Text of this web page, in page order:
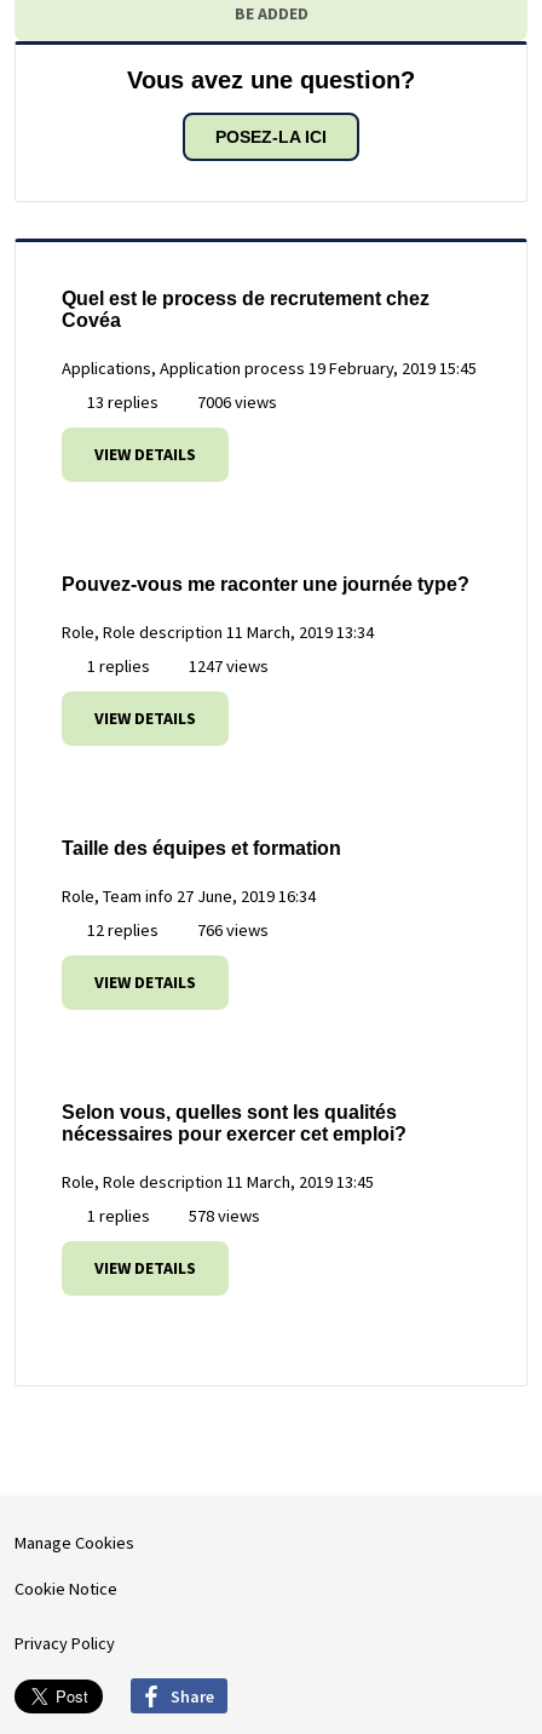
BE ADDED
Vous avez une question?
POSEZ-LA ICI
Quel est le process de recrutement chez
Covéa
Applications, Application process 19 February, 2019 15:45
13 replies
7006 views
VIEW DETAILS
Pouvez-vous me raconter une journée type?
Role, Role description 11 March, 2019 13:34
1 replies
1247 views
VIEW DETAILS
Taille des équipes et formation
Role, Team info 27 June, 2019 16:34
12 replies
766 views
VIEW DETAILS
Selon vous, quelles sont les qualités
nécessaires pour exercer cet emploi?
Role, Role description 11 March, 2019 13:45
1 replies
578 views
VIEW DETAILS
Manage Cookies
Cookie Notice
Privacy Policy
Share